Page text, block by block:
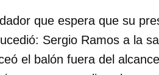
que espera que su
Sergio Ramos a la
el balón fuera del